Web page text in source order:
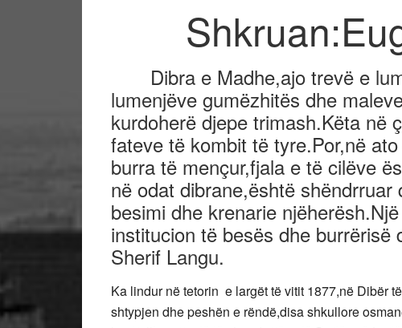
Dibra e Madhe,ajo trevë e
lumenjëve gumëzhitës dhe
kurdoherë djepe trimash.Këta në
fateve të kombit të tyre.Por,në
burra të mençur,fjala e të cilëve
në odat dibrane,është
besimi dhe krenarie
institucion të besës dhe
Sherif Langu.
Ka lindur në tetorin e largët të vitit 1877,në Dibër
shtypjen dhe peshën e rëndë,disa shkullore